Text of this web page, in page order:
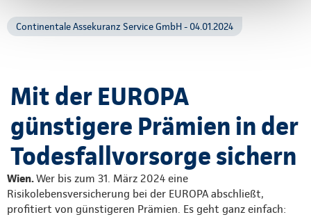
Ansprechpartner
Continentale Assekuranz Service GmbH - 04.01.2024
Mit der EUROPA
günstigere Prämien in der
Todesfallvorsorge sichern
Wien.Wer bis zum 31. März 2024 eine
Risikolebensversicherung bei der EUROPA abschließt,
profitiert von günstigeren Prämien. Es geht ganz einfach: